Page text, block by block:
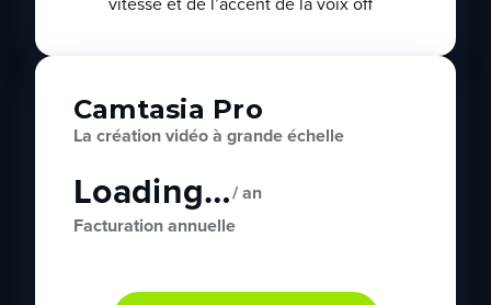
vitesse et de l’accent de la voix off
Camtasia Pro
La création vidéo à grande échelle
Loading…/ an
Facturation annuelle